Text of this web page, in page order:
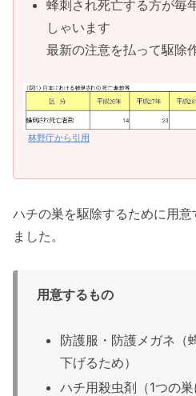
蜂刺され死亡する方が毎
しゃいます
最新の注意を払って駆除
林野庁から引用
ハチの巣を駆除するために用
ました。
用意するもの
防護服・防護メガネ（
下げるため）
ハチ用殺虫剤（1つの